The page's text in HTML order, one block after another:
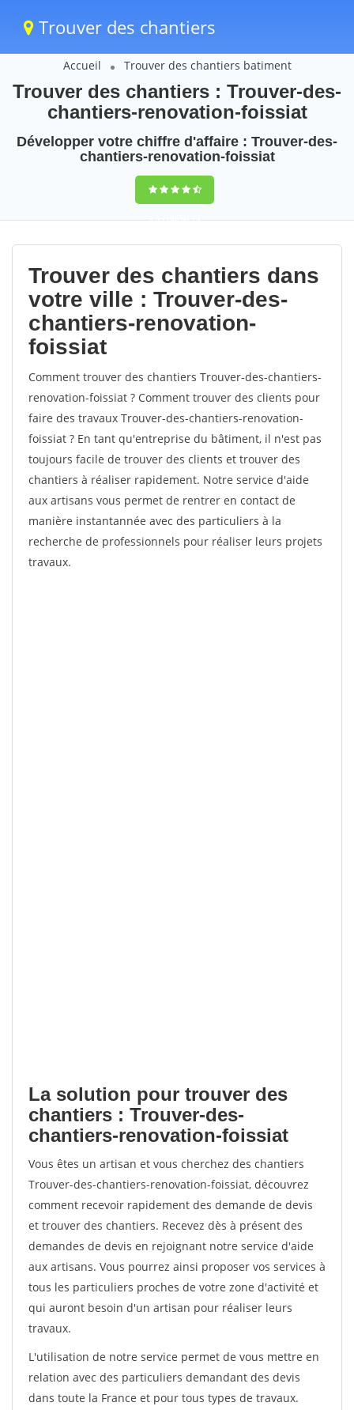
Trouver des chantiers
Accueil Trouver des chantiers batiment
Trouver des chantiers : Trouver-des-
chantiers-renovation-foissiat
Développer votre chiffre d'affaire : Trouver-des-
chantiers-renovation-foissiat
9,5(100%)74
votes
Trouver des chantiers dans
votre ville : Trouver-des-
chantiers-renovation-
foissiat
Comment trouver des chantiers Trouver-des-chantiers-
renovation-foissiat ? Comment trouver des clients pour
faire des travaux Trouver-des-chantiers-renovation-
foissiat ? En tant qu'entreprise du bâtiment, il n'est pas
toujours facile de trouver des clients et trouver des
chantiers à réaliser rapidement. Notre service d'aide
aux artisans vous permet de rentrer en contact de
manière instantannée avec des particuliers à la
recherche de professionnels pour réaliser leurs projets
travaux.
La solution pour trouver des
chantiers : Trouver-des-
chantiers-renovation-foissiat
Vous êtes un artisan et vous cherchez des chantiers
Trouver-des-chantiers-renovation-foissiat, découvrez
comment recevoir rapidement des demande de devis
et trouver des chantiers. Recevez dès à présent des
demandes de devis en rejoignant notre service d'aide
aux artisans. Vous pourrez ainsi proposer vos services à
tous les particuliers proches de votre zone d'activité et
qui auront besoin d'un artisan pour réaliser leurs
travaux.
L'utilisation de notre service permet de vous mettre en
relation avec des particuliers demandant des devis
dans toute la France et pour tous types de travaux.